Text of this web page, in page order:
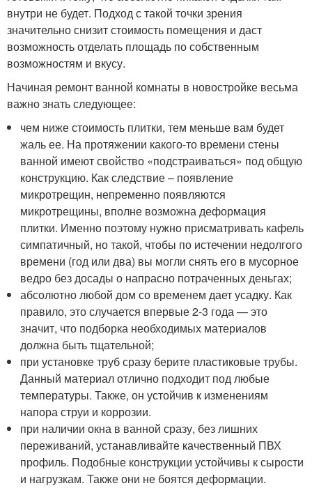
внутри не будет. Подход с такой точки зрения
значительно снизит стоимость помещения и даст
возможность отделать площадь по собственным
возможностям и вкусу.
Начиная ремонт ванной комнаты в новостройке весьма
важно знать следующее:
чем ниже стоимость плитки, тем меньше вам будет
жаль ее. На протяжении какого-то времени стены
ванной имеют свойство «подстраиваться» под общую
конструкцию. Как следствие – появление
микротрещин, непременно появляются
микротрещины, вполне возможна деформация
плитки. Именно поэтому нужно присматривать кафель
симпатичный, но такой, чтобы по истечении недолгого
времени (год или два) вы могли снять его в мусорное
ведро без досады о напрасно потраченных деньгах;
абсолютно любой дом со временем дает усадку. Как
правило, это случается впервые 2-3 года — это
значит, что подборка необходимых материалов
должна быть тщательной;
при установке труб сразу берите пластиковые трубы.
Данный материал отлично подходит под любые
температуры. Также, он устойчив к изменениям
напора струи и коррозии.
при наличии окна в ванной сразу, без лишних
переживаний, устанавливайте качественный ПВХ
профиль. Подобные конструкции устойчивы к сырости
и нагрузкам. Также они не боятся деформации.